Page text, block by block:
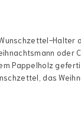
Halter
oder
Pappelholz
das